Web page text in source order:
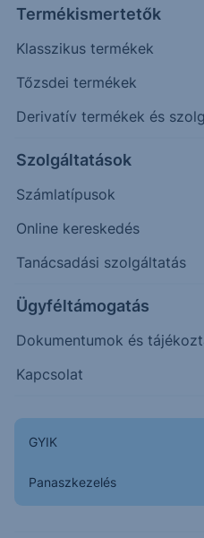
Termékismertetők
Klasszikus termékek
Tőzsdei termékek
Derivatív termékek és
Szolgáltatások
Számlatípusok
Online kereskedés
Tanácsadási szolgáltatás
Ügyféltámogatás
Dokumentumok és
Kapcsolat
GYIK
Panaszkezelés
előrejelzését a Gloster
középtávú, 2030-ig...
2025. május 16.
Tőkeemelésre és